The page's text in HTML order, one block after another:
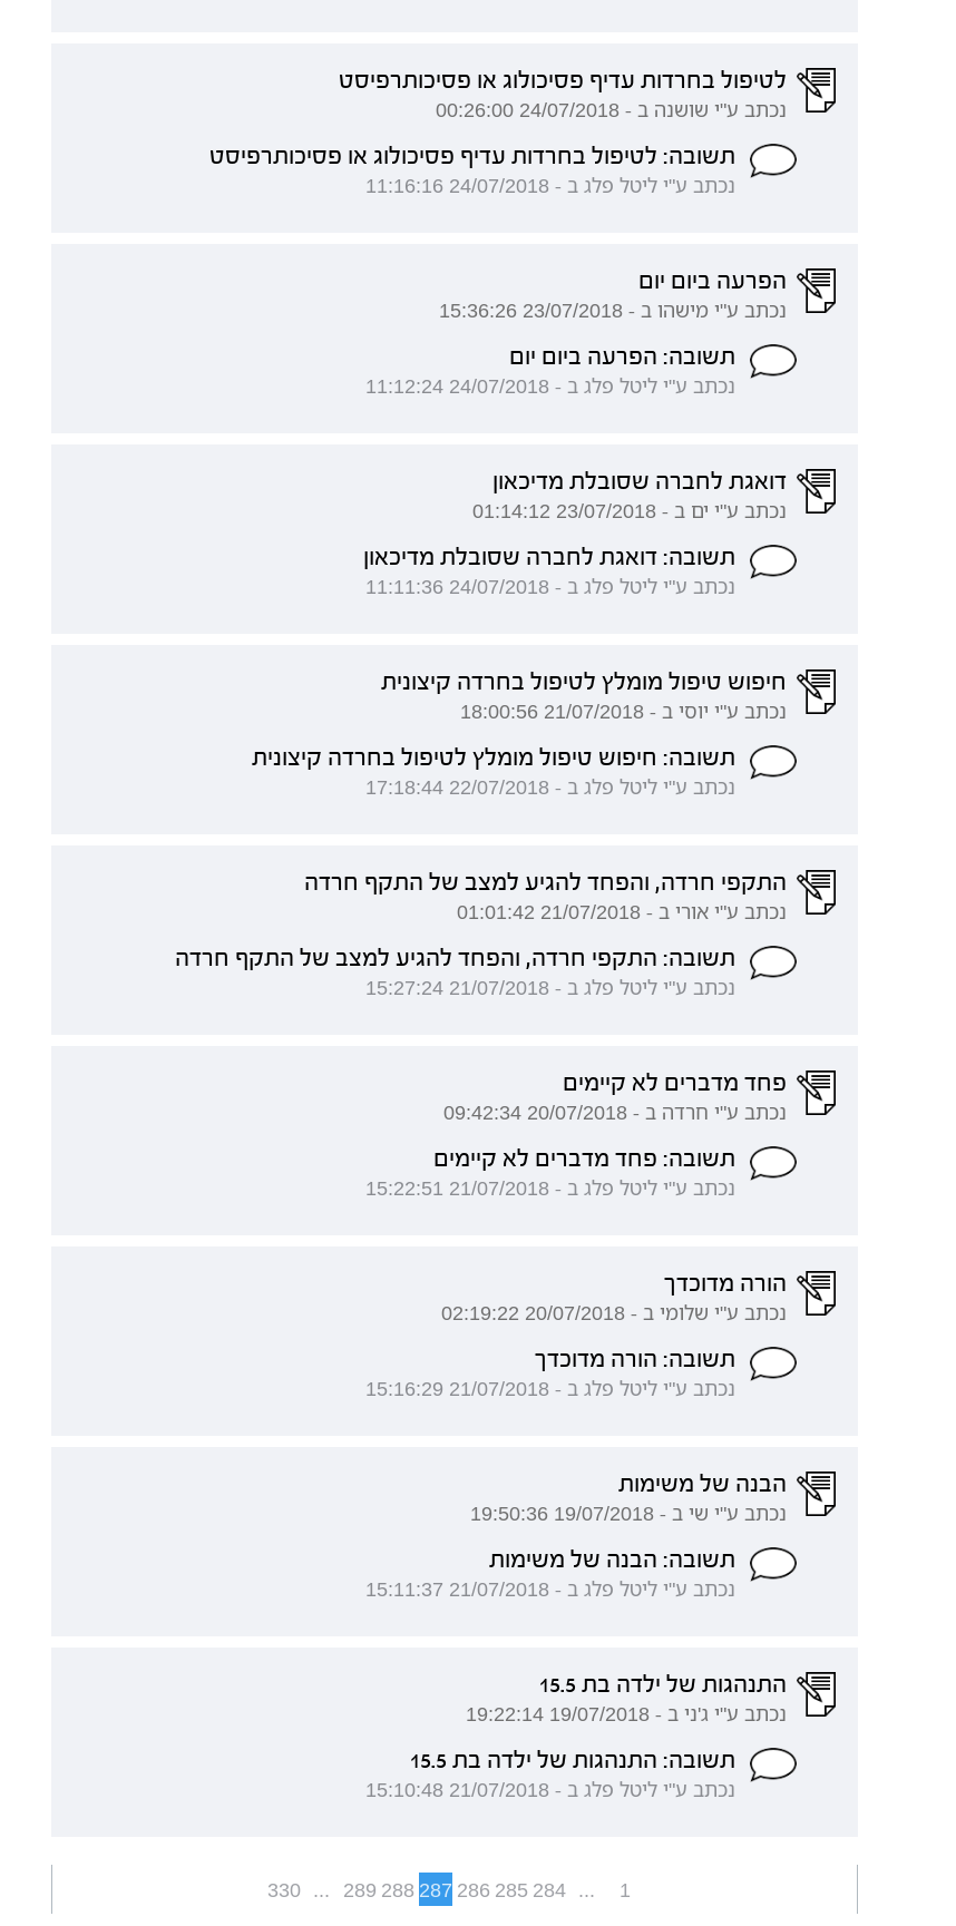
לטיפול בחרדות עדיף פסיכולוג או פסיכותרפיסט
נכתב ע"י שושנה ב - 24/07/2018 00:26:00
תשובה: לטיפול בחרדות עדיף פסיכולוג או פסיכותרפיסט
נכתב ע"י ליטל פלג ב - 24/07/2018 11:16:16
הפרעה ביום יום
נכתב ע"י מישהו ב - 23/07/2018 15:36:26
תשובה: הפרעה ביום יום
נכתב ע"י ליטל פלג ב - 24/07/2018 11:12:24
דואגת לחברה שסובלת מדיכאון
נכתב ע"י ים ב - 23/07/2018 01:14:12
תשובה: דואגת לחברה שסובלת מדיכאון
נכתב ע"י ליטל פלג ב - 24/07/2018 11:11:36
חיפוש טיפול מומלץ לטיפול בחרדה קיצונית
נכתב ע"י יוסי ב - 21/07/2018 18:00:56
תשובה: חיפוש טיפול מומלץ לטיפול בחרדה קיצונית
נכתב ע"י ליטל פלג ב - 22/07/2018 17:18:44
התקפי חרדה, והפחד להגיע למצב של התקף חרדה
נכתב ע"י אורי ב - 21/07/2018 01:01:42
תשובה: התקפי חרדה, והפחד להגיע למצב של התקף חרדה
נכתב ע"י ליטל פלג ב - 21/07/2018 15:27:24
פחד מדברים לא קיימים
נכתב ע"י חרדה ב - 20/07/2018 09:42:34
תשובה: פחד מדברים לא קיימים
נכתב ע"י ליטל פלג ב - 21/07/2018 15:22:51
הורה מדוכדך
נכתב ע"י שלומי ב - 20/07/2018 02:19:22
תשובה: הורה מדוכדך
נכתב ע"י ליטל פלג ב - 21/07/2018 15:16:29
הבנה של משימות
נכתב ע"י שי ב - 19/07/2018 19:50:36
תשובה: הבנה של משימות
נכתב ע"י ליטל פלג ב - 21/07/2018 15:11:37
התנהגות של ילדה בת 15.5
נכתב ע"י ג'ני ב - 19/07/2018 19:22:14
תשובה: התנהגות של ילדה בת 15.5
נכתב ע"י ליטל פלג ב - 21/07/2018 15:10:48
1
...
284
285
286
287
288
289
...
330